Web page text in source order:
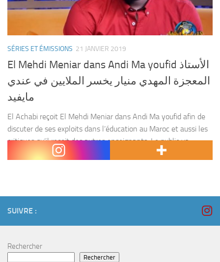
SÉRIES ET ÉMISSIONS 21 JANVIER 2019
El Mehdi Meniar dans Andi Ma youfid الأستاذ
المعجزة المهدي منيار يخسر الملايين في عندي
مايفيد
El Achabi reçoit El Mehdi Meniar dans Andi Ma youfid afin de
discuter de ses exploits dans l’éducation au Maroc et aussi les
critiques qu’il reçoit des autres enseignants. Le public va
rapidement réagir...
SUIVRE :
Rechercher
Rechercher